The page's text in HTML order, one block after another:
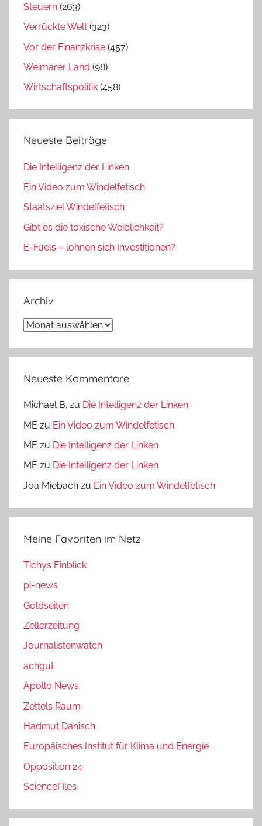
Steuern (263)
Verrückte Welt (323)
Vor der Finanzkrise (457)
Weimarer Land (98)
Wirtschaftspolitik (458)
Neueste Beiträge
Die Intelligenz der Linken
Ein Video zum Windelfetisch
Staatsziel Windelfetisch
Gibt es die toxische Weiblichkeit?
E-Fuels – lohnen sich Investitionen?
Archiv
Archiv
Neueste Kommentare
Michael B. zu Die Intelligenz der Linken
ME zu Ein Video zum Windelfetisch
ME zu Die Intelligenz der Linken
ME zu Die Intelligenz der Linken
Joa Miebach zu Ein Video zum Windelfetisch
Meine Favoriten im Netz
Tichys Einblick
pi-news
Goldseiten
Zellerzeitung
Journalistenwatch
achgut
Apollo News
Zettels Raum
Hadmut Danisch
Europäisches Institut für Klima und Energie
Opposition 24
ScienceFiles